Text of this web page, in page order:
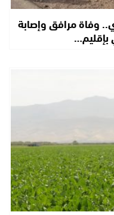
وفاة مرافق وإصابة